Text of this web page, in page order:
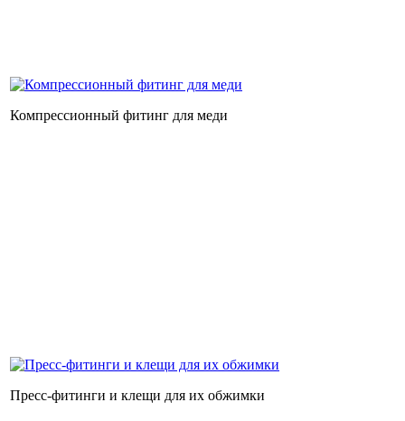
Компрессионный фитинг для меди
Пресс-фитинги и клещи для их обжимки